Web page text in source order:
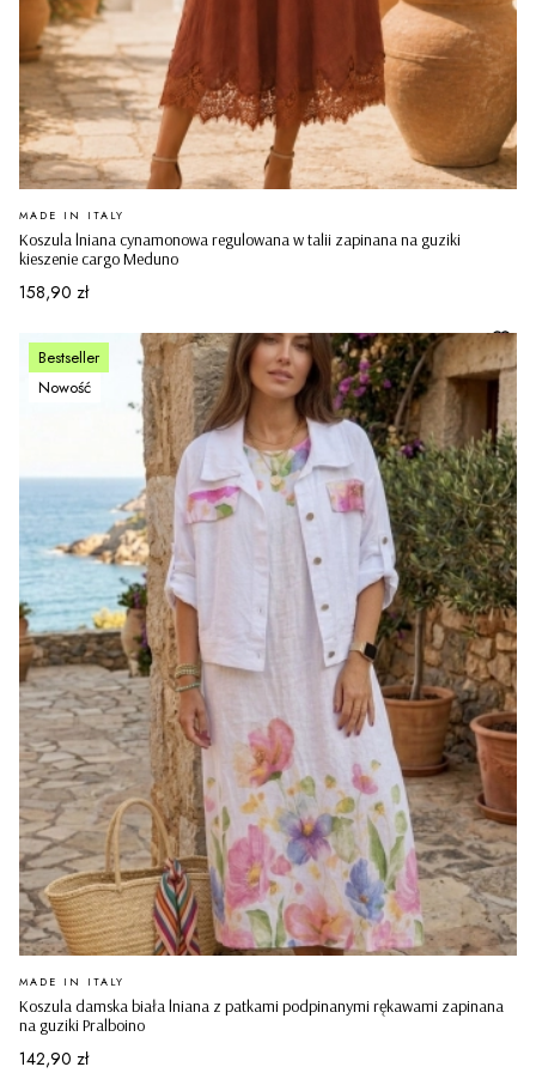
Koszula lniana cynamonowa regulowana w talii zapinana na guziki
kieszenie cargo Meduno
PRODUCENT
MADE IN ITALY
Cena
158,90 zł
Bestseller
Nowość
Koszula damska biała lniana z patkami podpinanymi rękawami zapinana
na guziki Pralboino
PRODUCENT
MADE IN ITALY
Cena
142,90 zł